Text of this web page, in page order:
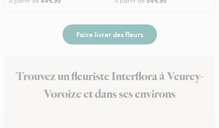
Faire livrer des fleurs
Trouvez un fleuriste Interflora à Veurey-
Voroize et dans ses environs